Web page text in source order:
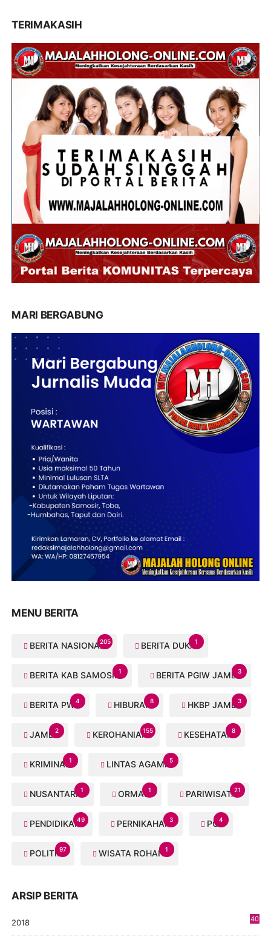
TERIMAKASIH
MARI BERGABUNG
MENU BERITA
BERITA NASIONAL205 BERITA DUKA1
BERITA KAB SAMOSIR1 BERITA PGIW JAMBI3
BERITA PWI4 HIBURAN8 HKBP JAMBI3
JAMBI2 KEROHANIAN155 KESEHATAN8
KRIMINAL1 LINTAS AGAMA5
NUSANTARA1 ORMAS1 PARIWISATA21
PENDIDIKAN49 PERNIKAHAN3 PGI4
POLITIK97 WISATA ROHANI1
ARSIP BERITA
2018
40